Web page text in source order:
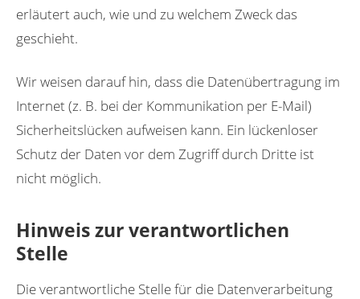
erläutert auch, wie und zu welchem Zweck das
geschieht.
Wir weisen darauf hin, dass die Datenübertragung im
Internet (z. B. bei der Kommunikation per E-Mail)
Sicherheitslücken aufweisen kann. Ein lückenloser
Schutz der Daten vor dem Zugriff durch Dritte ist
nicht möglich.
Hinweis zur verantwortlichen
Stelle
Die verantwortliche Stelle für die Datenverarbeitung